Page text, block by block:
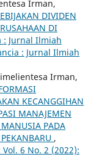
Irman,
DIVIDEN
DI
: Jurnal Ilmiah
: Jurnal Ilmiah
Irman,
KECANGGIHAN
MANAJEMEN
PADA
,
6 No. 2 (2022):